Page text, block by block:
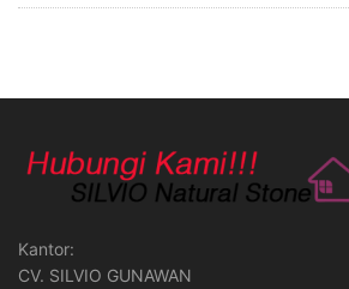
Kantor:
CV. SILVIO GUNAWAN